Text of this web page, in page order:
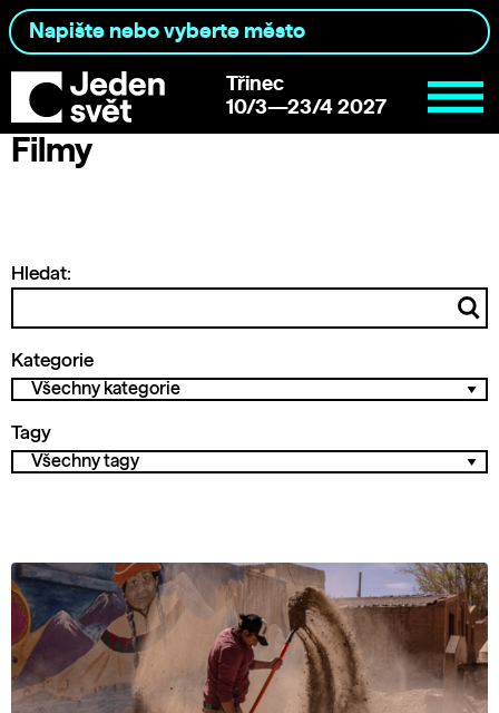
Třinec
10/3—23/4 2027
Filmy
Hledat:
Kategorie
Tagy